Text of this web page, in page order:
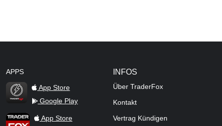
APPS
TraderFox Flash
App Store
Google Play
TraderFox AppApp Store
INFOS
Über TraderFox
Kontakt
Vertrag Kündigen